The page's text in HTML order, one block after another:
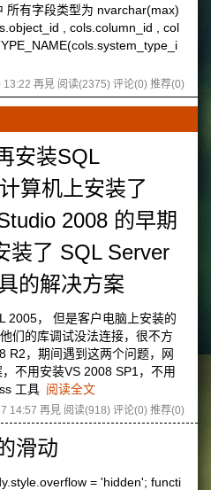
所有字段类型为 nvarchar(max)
, cols.column_id , col
13:22 再見 阅读(2375) 评论(0) 推荐(0)
安装SQL
算机上安装了
2008 的早期
装了 SQL Server
的解决方案
2005， 但是客户电脑上安装的
们的库调试没法连接，很不方
R2，期间遇到这两个问题，网
不用安装VS 2008 SP1，不用
工具 阅读全文
14:57 再見 阅读(918) 评论(0) 推荐(0)
滑动
= 'hidden'; functi